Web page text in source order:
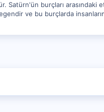
Satürn'ün burçları arasındaki
ve bu burçlarda